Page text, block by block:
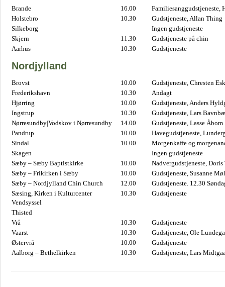
Brande 16.00
Familiesanggudstjeneste,
Holstebro
10.30
Gudstjeneste, Allan Thing
Silkeborg
Ingen gudstjeneste
Skjern
11.30
Gudstjeneste på chin
Aarhus
10.30 Gudstjeneste
Nordjylland
Brovst 10.00
Gudstjeneste, Chresten
Frederikshavn
10.30
Andagt
Hjørring
10.00
Gudstjeneste, Anders
Ingstrup
10.30
Gudstjeneste, Lars
Nørresundby|Vodskov i Nørresundby
14.00
Gudstjeneste, Lasse Åbom
Pandrup
10.00
Havegudstjeneste,
Sindal
10.00
Morgenkaffe og
Skagen
Ingen gudstjeneste
Sæby – Sæby Baptistkirke
10.00
Nadvergudstjeneste,
Sæby – Frikirken i Sæby
10.00
Gudstjeneste, Susanne
Sæby – Nordjylland Chin Church
12.00
Gudstjeneste. 12.30
Sæsing, Kirken i Kulturcenter
Vendsyssel
10.30 Gudstjeneste
Thisted
Vrå
10.30
Gudstjeneste
Vaarst
10.30
Gudstjeneste, Ole
Østervrå
10.00
Gudstjeneste
Aalborg – Bethelkirken
10.30 Gudstjeneste, Lars